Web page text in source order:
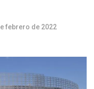
febrero de 2022